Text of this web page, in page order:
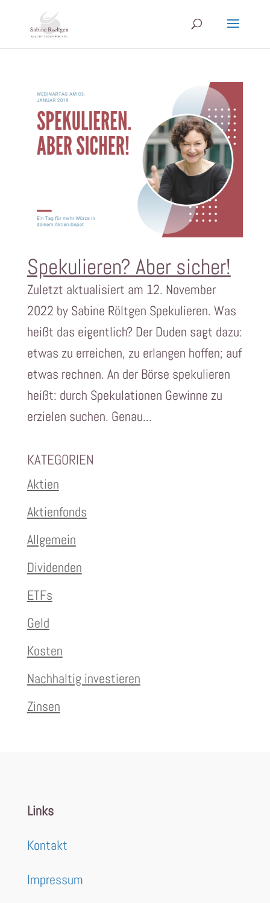
Spekulieren? Aber sicher!
Zuletzt aktualisiert am 12. November
2022 by Sabine Röltgen Spekulieren. Was
heißt das eigentlich? Der Duden sagt dazu:
etwas zu erreichen, zu erlangen hoffen; auf
etwas rechnen. An der Börse spekulieren
heißt: durch Spekulationen Gewinne zu
erzielen suchen. Genau...
KATEGORIEN
Aktien
Aktienfonds
Allgemein
Dividenden
ETFs
Geld
Kosten
Nachhaltig investieren
Zinsen
Links
Kontakt
Impressum